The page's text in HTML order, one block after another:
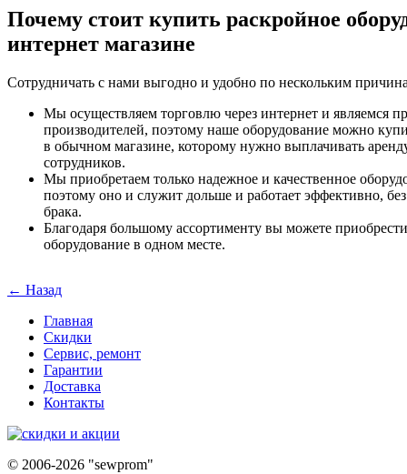
Почему стоит купить раскройное
интернет магазине
Сотрудничать с нами выгодно и удобно по нескольким
Мы осуществляем торговлю через интернет и являемся
производителей, поэтому наше оборудование можно
в обычном магазине, которому нужно выплачивать
сотрудников.
Мы приобретаем только надежное и качественное
поэтому оно и служит дольше и работает эффективно,
брака.
Благодаря большому ассортименту вы можете
оборудование в одном месте.
← Назад
Главная
Скидки
Сервис, ремонт
Гарантии
Доставка
Контакты
© 2006-2026 "sewprom"